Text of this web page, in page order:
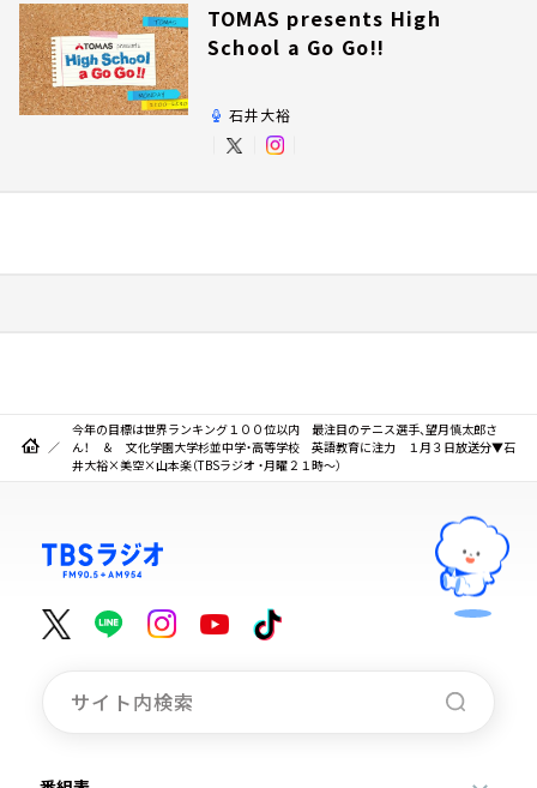
TOMAS presents High
School a Go Go!!
石井大裕
今年の目標は世界ランキング１００位以内 最注目のテニス選手、望月慎太郎さ
ん！ ＆ 文化学園大学杉並中学・高等学校 英語教育に注力 １月３日放送分▼石
井大裕×美空×山本楽（TBSラジオ ・月曜２１時～）